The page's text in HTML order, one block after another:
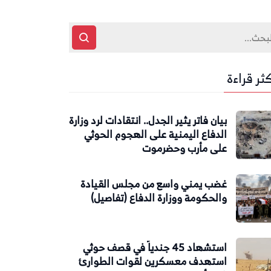
قراءة
بيان فاتر يثير الجدل.. انتقادات لرد وزارة
الدفاع اليمنية على الهجوم الحوثي
على مأرب وحضرموت
غضب يمني واسع من مجلس القيادة
والحكومة ووزارة الدفاع (تفاصيل)
استشهاد 45 جندياً في قصف حوثي
استهدف معسكرين لقوات الطوارئ